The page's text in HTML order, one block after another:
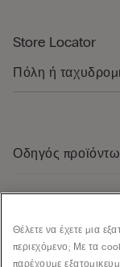
Store Locator
Οδηγός
Νομική περιοχή
Θέλετε να έχετε μια
περιεχόμενο; Με τα
παρέχουμε